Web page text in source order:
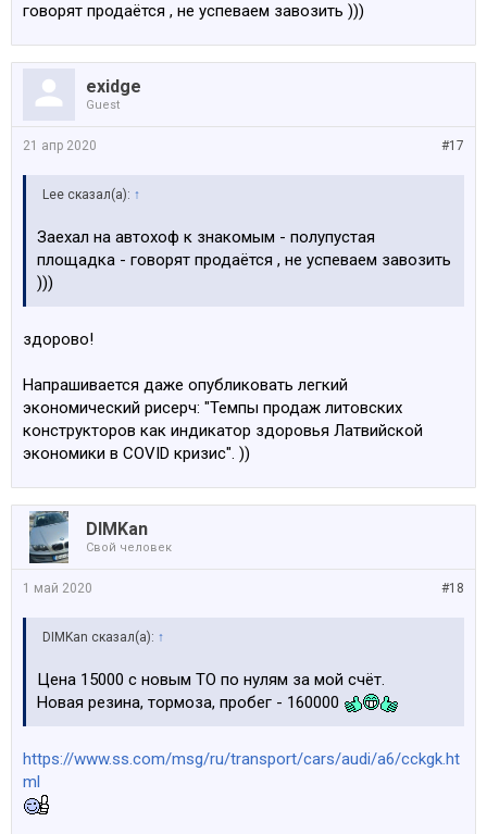
говорят продаётся , не успеваем завозить )))
exidge
Guest
#17
21 апр 2020
Lee сказал(а): ↑
Заехал на автохоф к знакомым - полупустая
площадка - говорят продаётся , не успеваем завозить
)))
здорово!
Напрашивается даже опубликовать легкий
экономический рисерч: "Темпы продаж литовских
конструкторов как индикатор здоровья Латвийской
экономики в COVID кризис". ))
DIMKan
Свой человек
#18
1 май 2020
DIMKan сказал(а): ↑
Цена 15000 с новым ТО по нулям за мой счёт.
Новая резина, тормоза, пробег - 160000
https://www.ss.com/msg/ru/transport/cars/audi/a6/cckgk.ht
ml